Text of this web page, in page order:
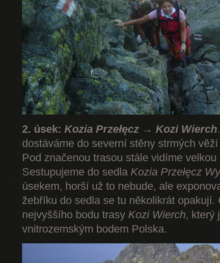
2. úsek: Kozia Przełęcz → Kozi Wierch
dostáváme do severní stěny strmých
Pod značenou trasou stále vidíme
Sestupujeme do sedla Kozia Przełęcz
úsekem, horší už to nebude, ale
žebříku do sedla se tu několikrát opakují.
nejvyššího bodu trasy Kozi Wierch, který
vnitrozemským bodem Polska.